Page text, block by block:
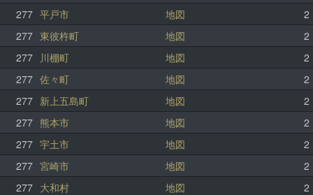
277 平戸市 地図
2
277 東彼杵町 地図
2
277 川棚町 地図
2
277 佐々町 地図
2
277 新上五島町 地図
2
277 熊本市 地図
2
277 宇土市 地図
2
277 宮崎市 地図
2
277 大和村 地図
2